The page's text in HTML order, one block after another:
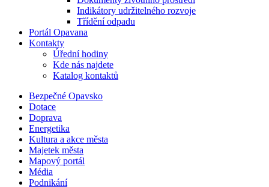
Indikátory udržitelného rozvoje
Třídění odpadu
Portál Opavana
Kontakty
Úřední hodiny
Kde nás najdete
Katalog kontaktů
Bezpečné Opavsko
Dotace
Doprava
Energetika
Kultura a akce města
Majetek města
Mapový portál
Média
Podnikání